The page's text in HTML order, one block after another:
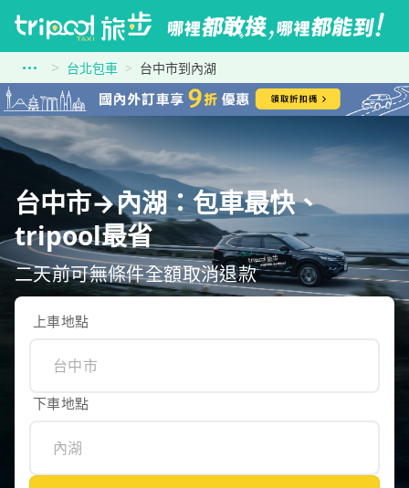
台北包車 台中市到內湖
台中市→內湖：包車最快、
tripool最省
二天前可無條件全額取消退款
上車地點
下車地點